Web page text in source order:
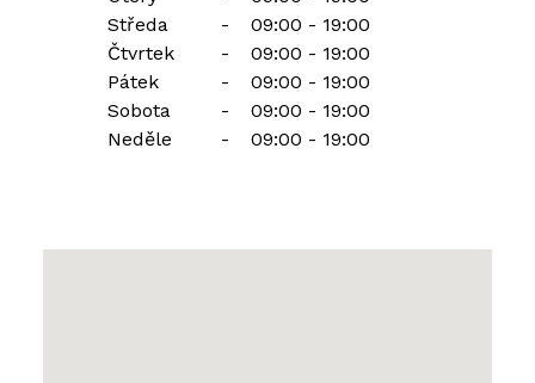
Středa
-
09:00 - 19:00
Čtvrtek
-
09:00 - 19:00
Pátek
-
09:00 - 19:00
Sobota
-
09:00 - 19:00
Neděle
- 09:00 - 19:00